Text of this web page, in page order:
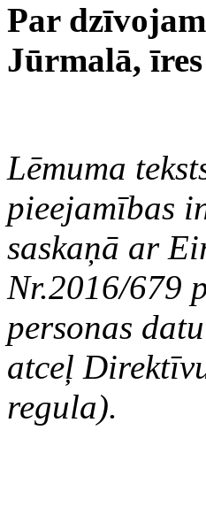
Par
Jūrmalā,
Lēmuma
pieejamības
saskaņā ar
Nr.2016/679
personas
atceļ
regula).